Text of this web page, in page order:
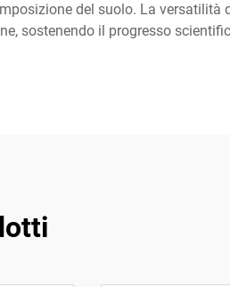
del suolo. La versatilità
sostenendo il progresso